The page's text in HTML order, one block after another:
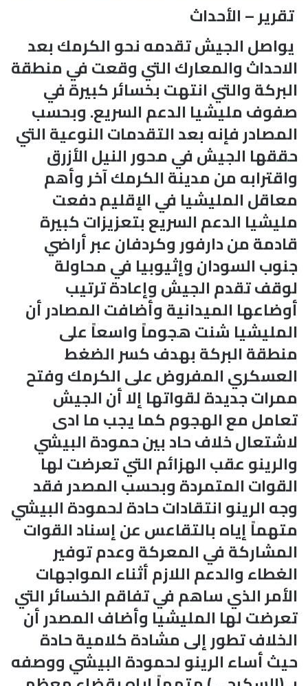
تقرير – الأحداث
يواصل الجيش تقدمه نحو الكرمك بعد
الاحداث والمعارك التي وقعت في منطقة
البركة والتي انتهت بخسائر كبيرة في
صفوف مليشيا الدعم السريع. وبحسب
المصادر فإنه بعد التقدمات النوعية التي
حققها الجيش في محور النيل الأزرق
واقترابه من مدينة الكرمك آخر وأهم
معاقل المليشيا في الإقليم دفعت
مليشيا الدعم السريع بتعزيزات كبيرة
قادمة من دارفور وكردفان عبر أراضي
جنوب السودان وإثيوبيا في محاولة
لوقف تقدم الجيش وإعادة ترتيب
أوضاعها الميدانية وأضافت المصادر أن
المليشيا شنت هجوماً واسعاً على
منطقة البركة بهدف كسر الضغط
العسكري المفروض على الكرمك وفتح
ممرات جديدة لقواتها إلا أن الجيش
تعامل مع الهجوم كما يجب ما ادى
لاشتعال خلاف حاد بين حمودة البيشي
والرينو عقب الهزائم التي تعرضت لها
القوات المتمردة وبحسب المصدر فقد
وجه الرينو انتقادات حادة لحمودة البيشي
متهماً إياه بالتقاعس عن إسناد القوات
المشاركة في المعركة وعدم توفير
الغطاء والدعم اللازم أثناء المواجهات
الأمر الذي ساهم في تفاقم الخسائر التي
تعرضت لها المليشيا وأضاف المصدر أن
الخلاف تطور إلى مشادة كلامية حادة
حيث أساء الرينو لحمودة البيشي ووصفه